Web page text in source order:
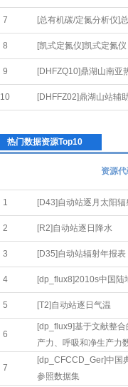
7 [总有机碳/定氮分析仪]
8 [凯式定氮仪]凯式定氮仪
9 [DHFZQ10]鼎湖山南亚
10 [DHFFZ02]鼎湖山站辅
热门数据资源Top10
资源
1 [D43]自动站逐月太阳
2 [R2]自动站逐日降水
3 [D35]自动站辐射年报表
4 [dp_flux8]2010s中国陆
5 [T2]自动站逐日气温
6
[dp_flux9]基于文献整
产力、呼吸和净生产力
7
[dp_CFCCD_Ger]中国
参照数据集